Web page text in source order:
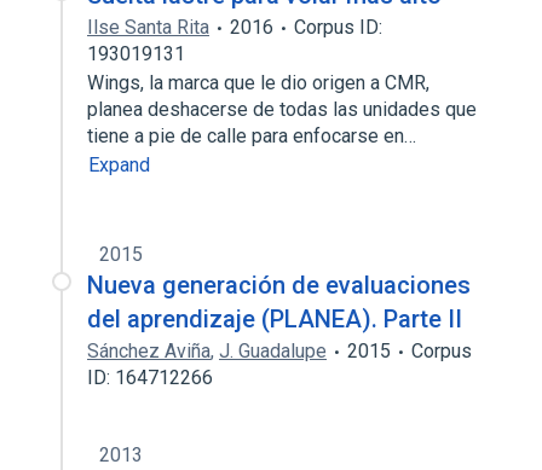
Ilse Santa Rita 2016
Corpus ID:
193019131
Wings, la marca que le dio origen a CMR,
planea deshacerse de todas las unidades que
tiene a pie de calle para enfocarse en…
Expand
2015
Nueva generación de evaluaciones
del aprendizaje (PLANEA). Parte II
Sánchez Aviña, J. Guadalupe 2015
Corpus
ID: 164712266
2013